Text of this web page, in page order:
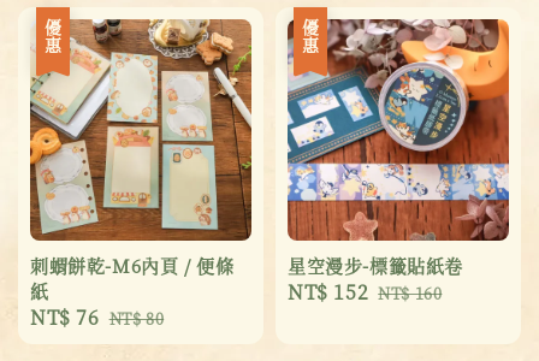
優惠
刺蝟餅乾-M6內頁 / 便條
紙
Sale
price
NT$ 76 Regular
price
NT$ 80
優惠
星空漫步-標籤貼紙卷
Sale
NT$ 152 Regular
NT$ 160